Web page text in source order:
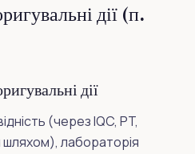
дії (п.
дії
(через IQC, PT,
шляхом), лабораторія